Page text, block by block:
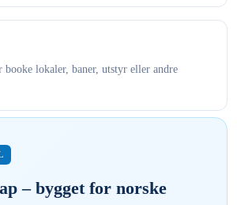
booke lokaler, baner, utstyr eller andre
– bygget for norske